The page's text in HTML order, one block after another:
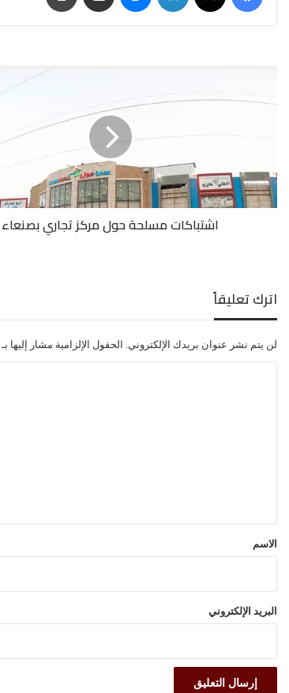
حول
اشتباكات مسلحة حول مركز تجاري بصنعاء
اترك تعليقاً
لن يتم نشر عنوان بريدك الإلكتروني. الحقول الإلزامية مشار إليها بـ
*الاسم
البريد الإلكتروني